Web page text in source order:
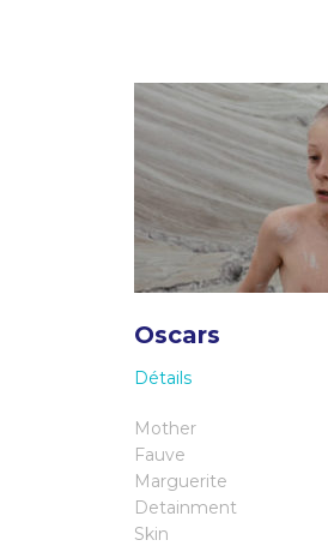
Oscars
Détails
Mother
Fauve
Marguerite
Detainment
Skin